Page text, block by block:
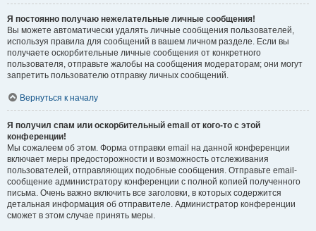
Я постоянно получаю нежелательные личные сообщения!
Вы можете автоматически удалять личные сообщения пользователей,
используя правила для сообщений в вашем личном разделе. Если вы
получаете оскорбительные личные сообщения от конкретного
пользователя, отправьте жалобы на сообщения модераторам; они могут
запретить пользователю отправку личных сообщений.
Вернуться к началу
Я получил спам или оскорбительный email от кого-то с этой
конференции!
Мы сожалеем об этом. Форма отправки email на данной конференции
включает меры предосторожности и возможность отслеживания
пользователей, отправляющих подобные сообщения. Отправьте email-
сообщение администратору конференции с полной копией полученного
письма. Очень важно включить все заголовки, в которых содержится
детальная информация об отправителе. Администратор конференции
сможет в этом случае принять меры.